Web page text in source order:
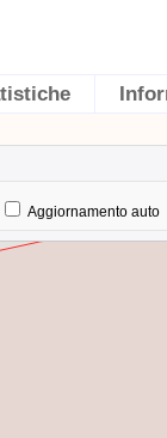
Aggiornamento auto